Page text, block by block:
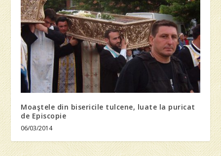
Moaştele din bisericile tulcene, luate la puricat
de Episcopie
06/03/2014